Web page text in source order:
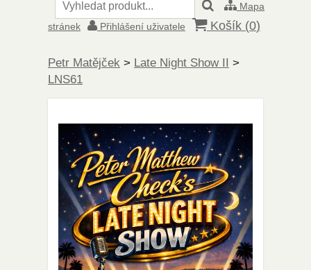
Mapa
stránek
Přihlášení uživatele Košík (0)
Petr Matějček > Late Night Show II >
LNS61